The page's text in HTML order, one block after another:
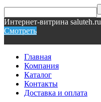
Интернет-витрина saluteh.ru
Смотреть
Главная
Компания
Каталог
Контакты
Доставка и оплата